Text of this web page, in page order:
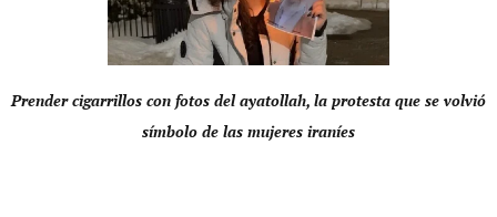
Prender cigarrillos con fotos del ayatollah, la protesta que se volvió
símbolo de las mujeres iraníes